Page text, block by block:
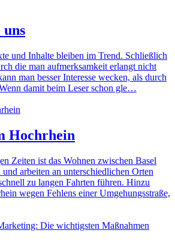
und Inhalte bleiben im Trend. Schließlich
die man aufmerksamkeit erlangt nicht
man besser Interesse wecken, als durch
damit beim Leser schon gle…
Hochrhein
Zeiten ist das Wohnen zwischen Basel
arbeiten an unterschiedlichen Orten
zu langen Fahrten führen. Hinzu
wegen Fehlens einer Umgehungsstraße,